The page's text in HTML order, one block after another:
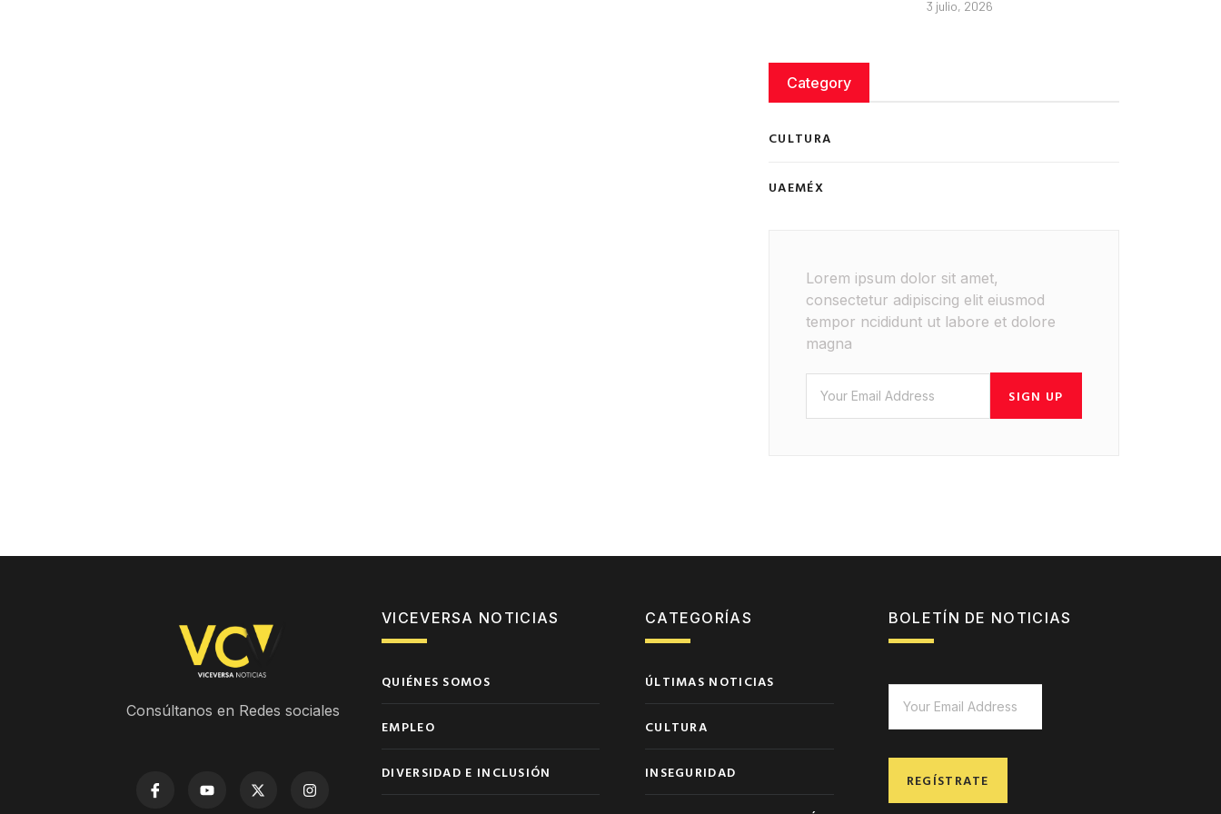
3 julio, 2026
Category
CULTURA
UAEMÉX
Lorem ipsum dolor sit amet,
consectetur adipiscing elit eiusmod
tempor ncididunt ut labore et dolore
magna
SIGN UP
Consúltanos en Redes sociales
VICEVERSA NOTICIAS
QUIÉNES SOMOS
EMPLEO
DIVERSIDAD E INCLUSIÓN
CATEGORÍAS
ÚLTIMAS NOTICIAS
CULTURA
INSEGURIDAD
BOLETÍN DE NOTICIAS
REGÍSTRATE